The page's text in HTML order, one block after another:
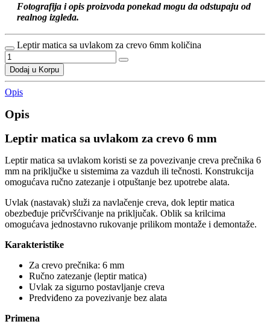
Fotografija i opis proizvoda ponekad mogu da odstupaju od
realnog izgleda.
Leptir matica sa uvlakom za crevo 6mm količina
Dodaj u Korpu
Opis
Opis
Leptir matica sa uvlakom za crevo 6 mm
Leptir matica sa uvlakom koristi se za povezivanje creva prečnika 6
mm na priključke u sistemima za vazduh ili tečnosti. Konstrukcija
omogućava ručno zatezanje i otpuštanje bez upotrebe alata.
Uvlak (nastavak) služi za navlačenje creva, dok leptir matica
obezbeđuje pričvršćivanje na priključak. Oblik sa krilcima
omogućava jednostavno rukovanje prilikom montaže i demontaže.
Karakteristike
Za crevo prečnika: 6 mm
Ručno zatezanje (leptir matica)
Uvlak za sigurno postavljanje creva
Predviđeno za povezivanje bez alata
Primena